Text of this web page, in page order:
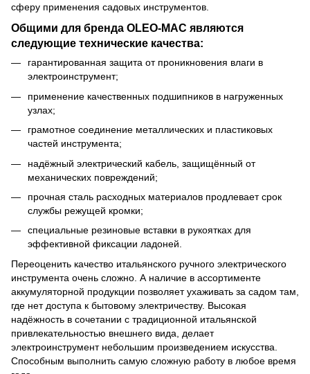
сферу применения садовых инструментов.
Общими для бренда OLEO-MAC являются
следующие технические качества:
гарантированная защита от проникновения влаги в
электроинструмент;
применение качественных подшипников в нагруженных
узлах;
грамотное соединение металлических и пластиковых
частей инструмента;
надёжный электрический кабель, защищённый от
механических повреждений;
прочная сталь расходных материалов продлевает срок
службы режущей кромки;
специальные резиновые вставки в рукоятках для
эффективной фиксации ладоней.
Переоценить качество итальянского ручного электрического
инструмента очень сложно. А наличие в ассортименте
аккумуляторной продукции позволяет ухаживать за садом там,
где нет доступа к бытовому электричеству. Высокая
надёжность в сочетании с традиционной итальянской
привлекательностью внешнего вида, делает
электроинструмент небольшим произведением искусства.
Способным выполнить самую сложную работу в любое время